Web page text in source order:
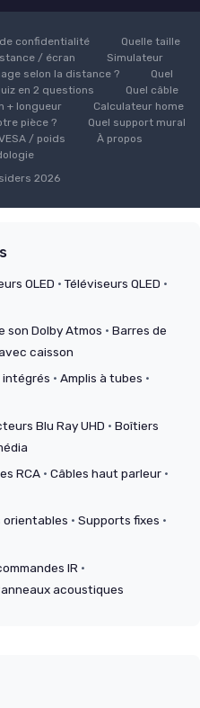
confidentialité
Quelle taille
/ écran
Simulateur
selon la distance ?
Quel
en 2 questions
Quel câble
+ longueur
Calculateur home
pièce ?
Quel support mural
/ poids
À propos
2026
OLED ·Téléviseurs QLED ·
son Dolby Atmos · Barres de
caisson
intégrés · Amplis à tubes ·
Blu Ray UHD · Boîtiers
RCA · Câbles haut parleur ·
orientables · Supports fixes ·
IR ·
acoustiques